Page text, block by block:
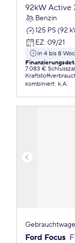
92kW Active
Benzin
125 PS (92
EZ: 09/21
in 4 bis 8
7.083 €
kombiniert: k.A.
Ford Focus